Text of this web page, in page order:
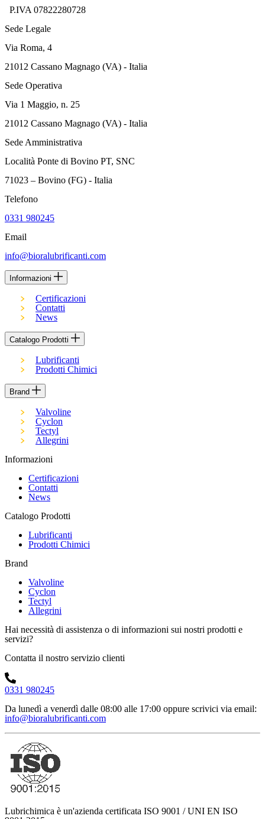
P.IVA 07822280728
Sede Legale
Via Roma, 4
21012 Cassano Magnago (VA) - Italia
Sede Operativa
Via 1 Maggio, n. 25
21012 Cassano Magnago (VA) - Italia
Sede Amministrativa
Località Ponte di Bovino PT, SNC
71023 – Bovino (FG) - Italia
Telefono
0331 980245
Email
info@bioralubrificanti.com
Informazioni
Certificazioni
Contatti
News
Catalogo Prodotti
Lubrificanti
Prodotti Chimici
Brand
Valvoline
Cyclon
Tectyl
Allegrini
Informazioni
Certificazioni
Contatti
News
Catalogo Prodotti
Lubrificanti
Prodotti Chimici
Brand
Valvoline
Cyclon
Tectyl
Allegrini
Hai necessità di assistenza o di informazioni sui nostri prodotti e
servizi?
Contatta il nostro servizio clienti
0331 980245
Da lunedì a venerdì dalle 08:00 alle 17:00 oppure scrivici via email:
info@bioralubrificanti.com
Lubrichimica è un'azienda certificata ISO 9001 / UNI EN ISO